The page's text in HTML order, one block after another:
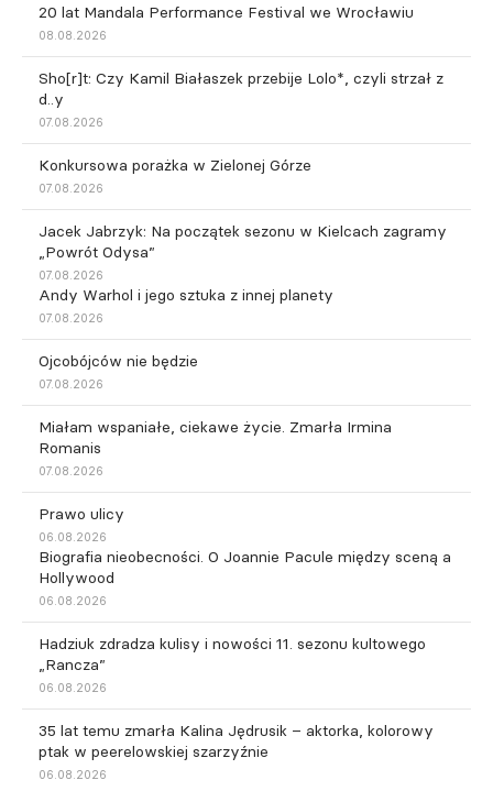
20 lat Mandala Performance Festival we Wrocławiu
08.08.2026
Sho[r]t: Czy Kamil Białaszek przebije Lolo*, czyli strzał z
d..y
07.08.2026
Konkursowa porażka w Zielonej Górze
07.08.2026
Jacek Jabrzyk: Na początek sezonu w Kielcach zagramy
„Powrót Odysa”
07.08.2026
Andy Warhol i jego sztuka z innej planety
07.08.2026
Ojcobójców nie będzie
07.08.2026
Miałam wspaniałe, ciekawe życie. Zmarła Irmina
Romanis
07.08.2026
Prawo ulicy
06.08.2026
Biografia nieobecności. O Joannie Pacule między sceną a
Hollywood
06.08.2026
Hadziuk zdradza kulisy i nowości 11. sezonu kultowego
„Rancza”
06.08.2026
35 lat temu zmarła Kalina Jędrusik – aktorka, kolorowy
ptak w peerelowskiej szarzyźnie
06.08.2026